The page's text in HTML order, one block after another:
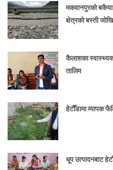
मकवानपुरको बकैया
क्षेत्रको बस्ती
कैलाशका
तालिम
हेटौँडामा व्यापक
धूप उत्पादनबाट